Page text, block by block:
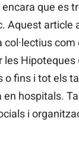
que es
Aquest article
les Hipoteques
o fins i tot els
en hospitals.
i